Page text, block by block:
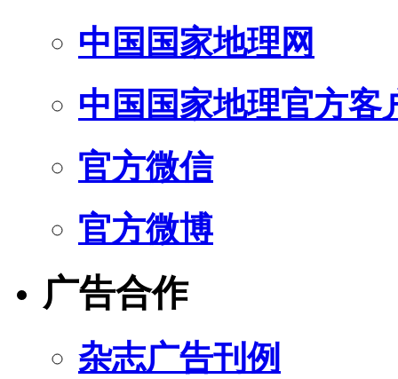
中国国家地理网
中国国家地理官方客
官方微信
官方微博
广告合作
杂志广告刊例